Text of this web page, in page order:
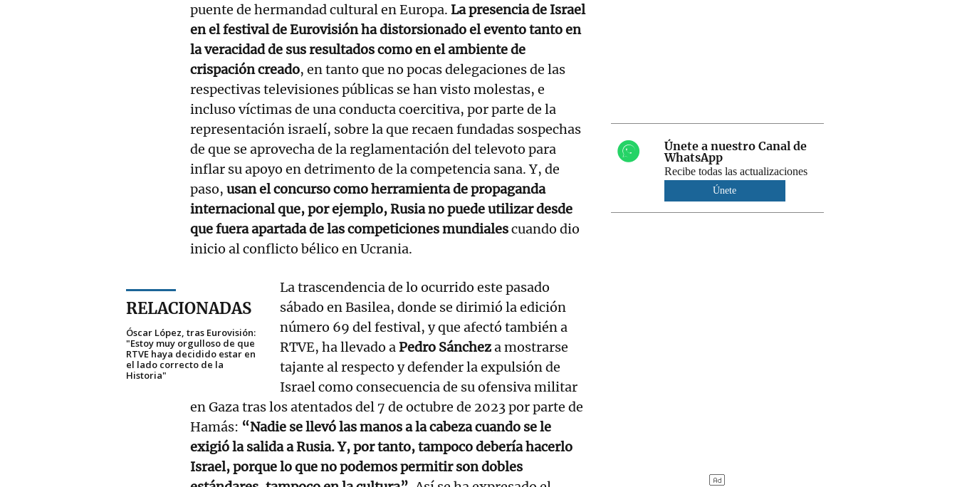
puente de hermandad cultural en Europa. La presencia de Israel
en el festival de Eurovisión ha distorsionado el evento tanto en
la veracidad de sus resultados como en el ambiente de
crispación creado, en tanto que no pocas delegaciones de las
respectivas televisiones públicas se han visto molestas, e
incluso víctimas de una conducta coercitiva, por parte de la
representación israelí, sobre la que recaen fundadas sospechas
de que se aprovecha de la reglamentación del televoto para
inflar su apoyo en detrimento de la competencia sana. Y, de
paso, usan el concurso como herramienta de propaganda
internacional que, por ejemplo, Rusia no puede utilizar desde
que fuera apartada de las competiciones mundialescuando dio
inicio al conflicto bélico en Ucrania.
RELACIONADAS
Óscar López, tras Eurovisión:
"Estoy muy orgulloso de que
RTVE haya decidido estar en
el lado correcto de la
Historia"
La trascendencia de lo ocurrido este pasado
sábado en Basilea, donde se dirimió la edición
número 69 del festival, y que afectó también a
RTVE, ha llevado aPedro Sáncheza mostrarse
tajante al respecto y defender la expulsión de
Israel como consecuencia de su ofensiva militar
en Gaza tras los atentados del 7 de octubre de 2023 por parte de
Hamás: “Nadie se llevó las manos a la cabeza cuando se le
exigió la salida a Rusia. Y, por tanto, tampoco debería hacerlo
Israel, porque lo que no podemos permitir son dobles
Únete a nuestro Canal de
WhatsApp
Recibe todas las actualizaciones
Únete